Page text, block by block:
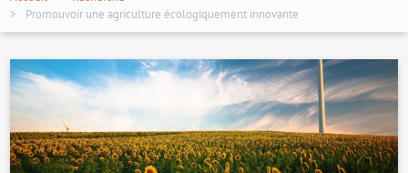
Promouvoir une agriculture écologiquement innovante